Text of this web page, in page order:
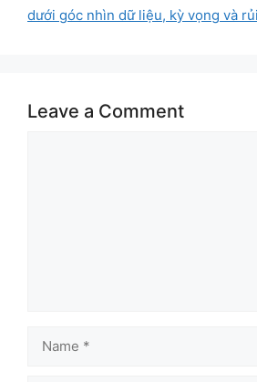
dưới góc nhìn dữ liệu, kỳ vọng và
Leave a Comment